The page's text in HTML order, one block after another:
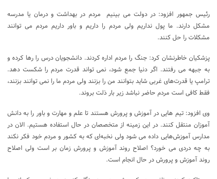
رئیس جمهور افزود: در دولت می بینیم مردم در بهداشت و درمان یا مدرسه
مشکل دارند. ما پول نداریم ولی مردم را داریم و باور داریم مردم می توانند
مشکلات را حل کنند.
پزشکیان خاطرنشان کرد: جنگ را مردم اداره کردند. دانشجویان درس را رها کرده و
به جبهه می رفتند. اگر دنیا جمع شود، نمی تواند قدرت مردم را شکست دهد.
ترامپ یا قدرت‌های غربی شاید بتوانند من را بزنند ولی مردم ما را نمی توانند بزنند،
فقط کافی است مردم حاضر نباشد زیر بار ذلت بروند.
وی افزود: تیم هایی در آموزش و پرورش هستند تا علم و مهارت و باور را به دانش
آموزان منتقل کنند. در این زمینه از متخصصان در حال استفاده هستیم. الان در
مدارس آموزش‌هایی داده می شود ولی نخبه‌ای که به کشور و مردم خود فکر نکند
به چه دردی می خورد؟ اصلاح روند آموزش و پرورش زمان بر است ولی اصلاح
روند آموزش و پرورش در حال انجام است.